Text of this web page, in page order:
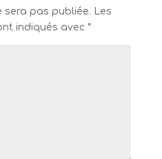
sera pas publiée. Les
indiqués avec *